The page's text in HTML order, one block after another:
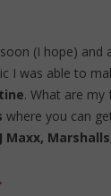
(I hope) and
I was able to
. What are my
where you can
Maxx,